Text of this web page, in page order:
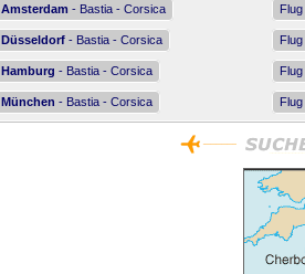
Amsterdam - Bastia - Corsica Flug
Düsseldorf - Bastia - Corsica Flug
Hamburg - Bastia - Corsica Flug
München - Bastia - Corsica Flug